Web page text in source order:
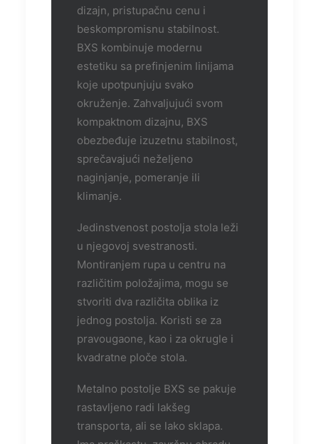
dizajn, pristupačnu cenu i
beskompromisnu ​​stabilnost.
BXS kombinuje modernu
estetiku sa prefinjenim linijama
koje upotpunjuju svako
okruženje. Zahvaljujući svom
kompaktnom dizajnu, BXS
obezbeđuje izuzetnu stabilnost,
sprečavajući neželjeno
naginjanje, pomeranje ili
klimanje.
Jedinstvenost postolja stola leži
u njegovoj svestranosti.
Montiranjem rupa u centru na
različitim položajima, mogu se
stvoriti dva različita oblika iz
jednog postolja. Koristi se za
pravougaone, kao i za okrugle i
kvadratne ploče stola.
Metalno postolje BXS se pakuje
rastavljeno radi lakšeg
transporta, ali se lako sklapa.